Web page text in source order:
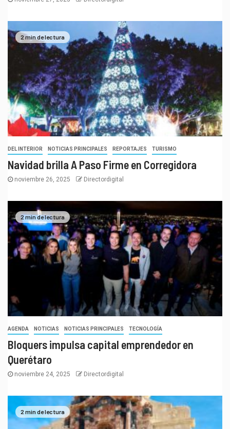
2 min de lectura
DEL INTERIOR NOTICIAS PRINCIPALES REPORTAJES TURISMO
Navidad brilla A Paso Firme en Corregidora
noviembre 26, 2025 Directordigital
2 min de lectura
AGENDA NOTICIAS NOTICIAS PRINCIPALES TECNOLOGÍA
Bloquers impulsa capital emprendedor en
Querétaro
noviembre 24, 2025 Directordigital
2 min de lectura